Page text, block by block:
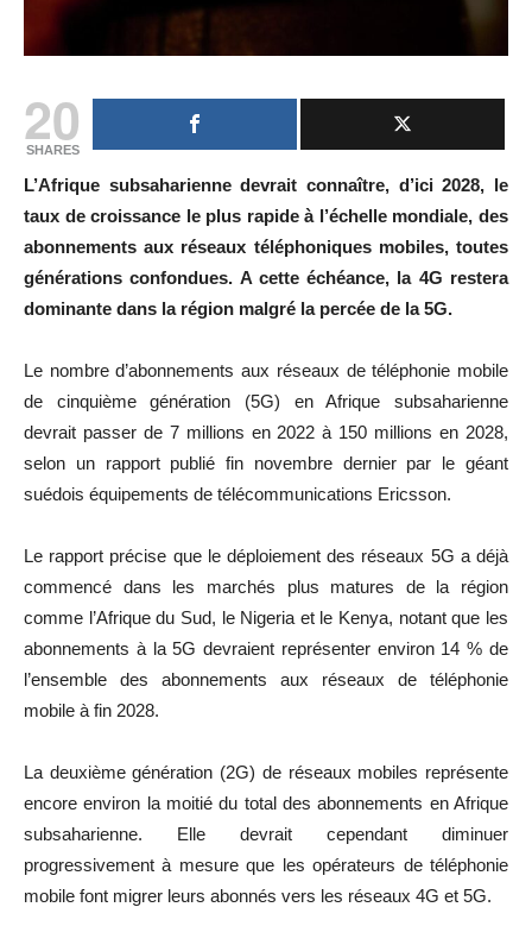
20
SHARES
L’Afrique subsaharienne devrait connaître, d’ici 2028, le
taux de croissance le plus rapide à l’échelle mondiale, des
abonnements aux réseaux téléphoniques mobiles, toutes
générations confondues. A cette échéance, la 4G restera
dominante dans la région malgré la percée de la 5G.
Le nombre d’abonnements aux réseaux de téléphonie mobile
de cinquième génération (5G) en Afrique subsaharienne
devrait passer de 7 millions en 2022 à 150 millions en 2028,
selon un rapport publié fin novembre dernier par le géant
suédois équipements de télécommunications Ericsson.
Le rapport précise que le déploiement des réseaux 5G a déjà
commencé dans les marchés plus matures de la région
comme l’Afrique du Sud, le Nigeria et le Kenya, notant que les
abonnements à la 5G devraient représenter environ 14 % de
l’ensemble des abonnements aux réseaux de téléphonie
mobile à fin 2028.
La deuxième génération (2G) de réseaux mobiles représente
encore environ la moitié du total des abonnements en Afrique
subsaharienne. Elle devrait cependant diminuer
progressivement à mesure que les opérateurs de téléphonie
mobile font migrer leurs abonnés vers les réseaux 4G et 5G.